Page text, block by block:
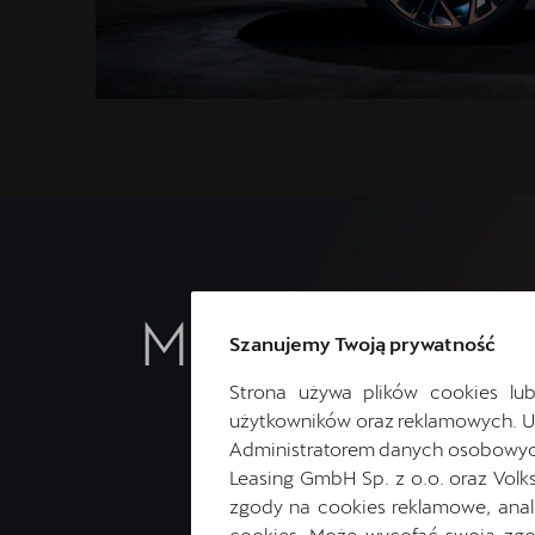
MaszSzanujemy Twoją prywatność
Strona używa plików cookies
użytkowników oraz reklamowych.
Administratorem danych
Leasing GmbH Sp. z o.o. oraz
zgody na cookies reklamowe,